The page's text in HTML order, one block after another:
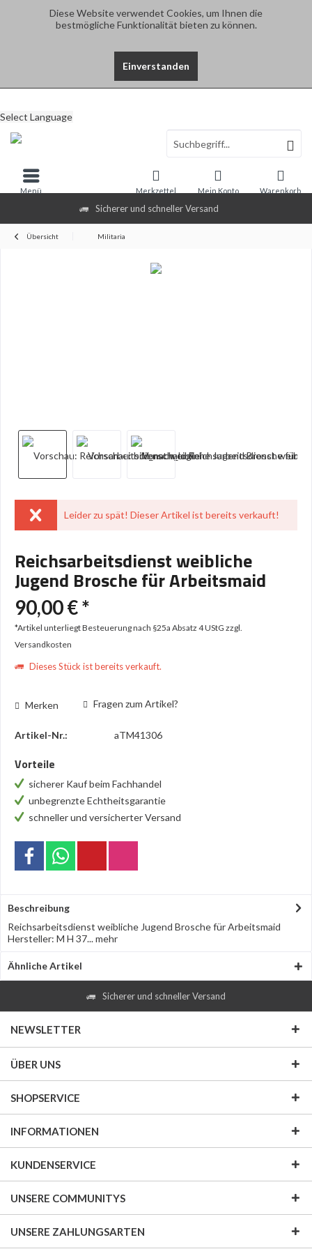
Diese Website verwendet Cookies, um Ihnen die
bestmögliche Funktionalität bieten zu können.
Einverstanden
Sicherer und schneller Versand
Select Language
Warenkorb
Merkzettel Mein Konto
Menü
Übersicht Militaria
Leider zu spät! Dieser Artikel ist bereits verkauft!
Reichsarbeitsdienst weibliche
Jugend Brosche für Arbeitsmaid
90,00 € *
*Artikel unterliegt Besteuerung nach §25a Absatz 4 UStG zzgl.
Versandkosten
Dieses Stück ist bereits verkauft.
Merken Fragen zum Artikel?
Artikel-Nr.: aTM41306
Vorteile
sicherer Kauf beim Fachhandel
unbegrenzte Echtheitsgarantie
schneller und versicherter Versand
Beschreibung
Reichsarbeitsdienst weibliche Jugend Brosche für Arbeitsmaid
Hersteller: M H 37...mehr
Ähnliche Artikel
Sicherer und schneller Versand
NEWSLETTER
ÜBER UNS
SHOPSERVICE
INFORMATIONEN
KUNDENSERVICE
UNSERE COMMUNITYS
UNSERE ZAHLUNGSARTEN